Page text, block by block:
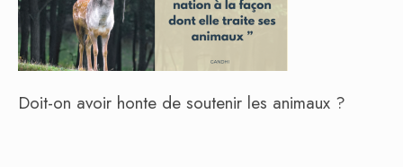
Doit-on avoir honte de soutenir les animaux ?